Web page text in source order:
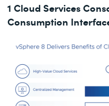
1 Cloud Services
Consumption